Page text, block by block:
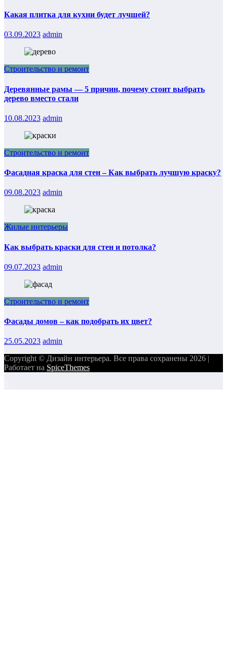
Какая плитка для кухни будет лучшей?
03.09.2023 admin
Строительство и ремонт
Деревянные рамы — 5 причин, почему стоит выбрать
дерево вместо стали
10.08.2023 admin
Строительство и ремонт
Фасадная краска для стен – Как выбрать лучшую краску?
09.08.2023 admin
Жилые интерьеры
Как выбрать краски для стен и потолка?
09.07.2023 admin
Строительство и ремонт
Фасады домов – как подобрать их цвет?
25.05.2023 admin
Copyright © Дизайн интерьера. Все права сохранены 2026 |
Работает на SpiceThemes